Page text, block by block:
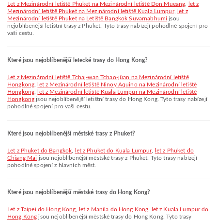
let z Mezinárodní letiště Phuket na Mezinárodní letiště Don Mueang
let z
Mezinárodní letiště Phuket na Mezinárodní letiště Kuala Lumpur,
let z
Mezinárodní letiště Phuket na Letiště Bangkok Suvarnabhumi jsou
nejoblíbenější letištní trasy z Phuket. Tyto trasy nabízejí pohodlné spojení pro
vaši cestu.
Které jsou nejoblíbenější letecké trasy do Hong Kong?
let z Mezinárodní letiště Tchaj-wan Tchao-jüan na Mezinárodní letiště
Hongkong
let z Mezinárodní letiště Ninoy Aquino na Mezinárodní letiště
Hongkong
let z Mezinárodní letiště Kuala Lumpur na Mezinárodní letiště
Hongkong jsou nejoblíbenější letištní trasy do Hong Kong. Tyto trasy nabízejí
pohodlné spojení pro vaši cestu.
Které jsou nejoblíbenější městské trasy z Phuket?
let z Phuket do Bangkok let z Phuket do Kuala Lumpur,
let z Phuket do
Chiang Mai jsou nejoblíbenější městské trasy z Phuket. Tyto trasy nabízejí
pohodlné spojení z hlavních měst.
Které jsou nejoblíbenější městské trasy do Hong Kong?
let z Taipei do Hong Kong let z Manila do Hong Kong
let z Kuala Lumpur do
Hong Kong jsou nejoblíbenější městské trasy do Hong Kong. Tyto trasy